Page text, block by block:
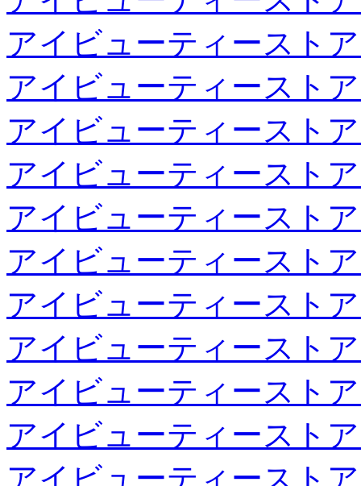
アイビューティースト
アイビューティースト
アイビューティースト
アイビューティースト
アイビューティースト
アイビューティースト
アイビューティースト
アイビューティースト
アイビューティースト
アイビューティースト
アイビューティースト